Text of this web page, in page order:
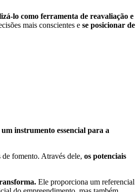
lo como ferramenta de reavaliação e
mais conscientes e se posicionar de
instrumento essencial para a
fomento. Através dele, os potenciais
Ele proporciona um referencial